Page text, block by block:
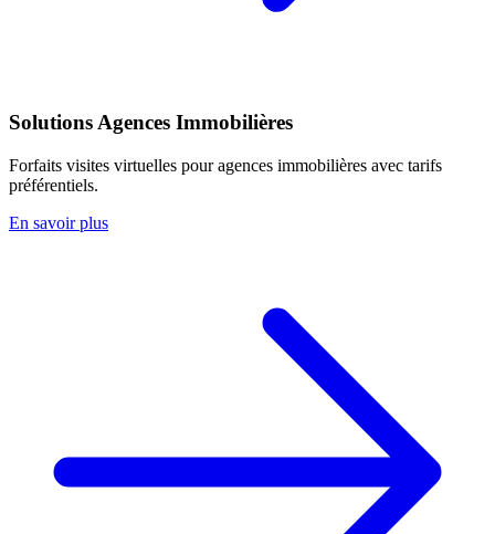
Solutions Agences Immobilières
Forfaits visites virtuelles pour agences immobilières avec tarifs
préférentiels.
En savoir plus